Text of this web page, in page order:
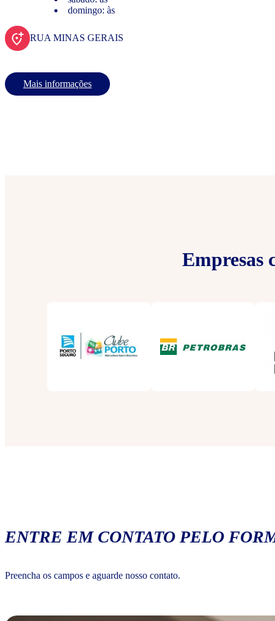
domingo: às
RUA MINAS GERAIS
Mais informações
Empresas
ENTRE EM CONTATO PELO
Preencha os campos e aguarde nosso contato.